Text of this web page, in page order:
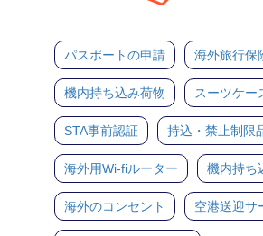
パスポートの申請 海外旅行保
機内持ち込み荷物 スーツケー
STA事前認証 持込・禁止制限
海外用Wi-fiルーター 機内持ち
海外のコンセント 空港送迎サ